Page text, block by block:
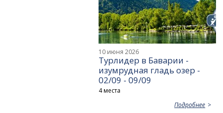
10 июня 2026
Турлидер в Баварии -
изумрудная гладь озер -
02/09 - 09/09
4 места
Подробнее